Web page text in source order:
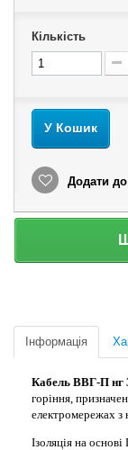
Кількість
У Кошик
Додати
Інформація
Кабель ВВГ-П
горіння,
електромережах
Ізоляція на